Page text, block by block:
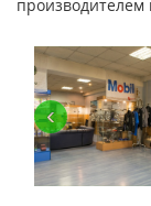
производителем
‹